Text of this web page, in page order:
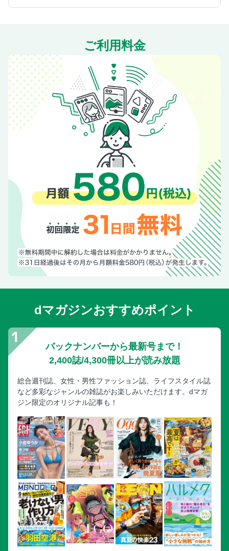
ご利用料金
dマガジンおすすめポイント
バックナンバーから最新号まで！
2,400誌/4,300冊以上が読み放題
総合週刊誌、女性・男性ファッション誌、ライフスタイル誌
など多彩なジャンルの雑誌がお楽しみいただけます。dマガ
ジン限定のオリジナル記事も！